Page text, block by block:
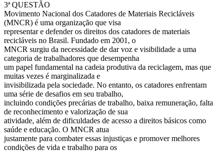
3ª QUESTÃO
Movimento Nacional dos Catadores de Materiais Recicláveis
(MNCR) é uma organização que visa
representar e defender os direitos dos catadores de materiais
recicláveis no Brasil. Fundado em 2001, o
MNCR surgiu da necessidade de dar voz e visibilidade a uma
categoria de trabalhadores que desempenha
um papel fundamental na cadeia produtiva da reciclagem, mas que
muitas vezes é marginalizada e
invisibilizada pela sociedade. No entanto, os catadores enfrentam
uma série de desafios em seu trabalho,
incluindo condições precárias de trabalho, baixa remuneração, falta
de reconhecimento e valorização de sua
atividade, além de dificuldades de acesso a direitos básicos como
saúde e educação. O MNCR atua
justamente para combater essas injustiças e promover melhores
condições de vida e trabalho para os